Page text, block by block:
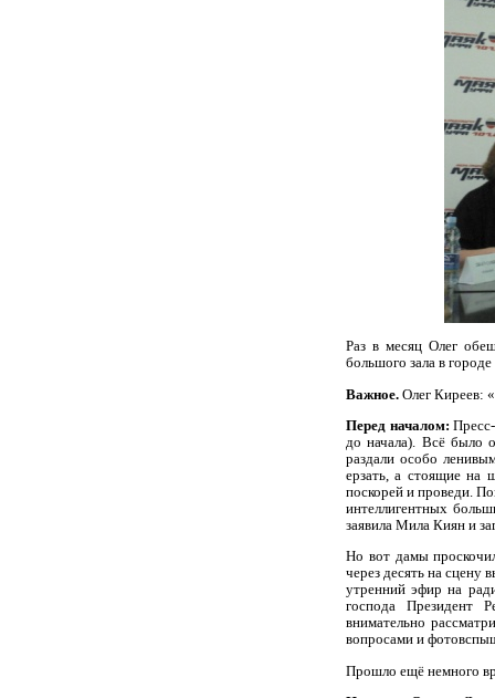
Раз в месяц Олег
большого зала в
Важное. Олег Киреев:
Перед началом:
до начала). Всё было
раздали особо
ерзать, а стоящие на
поскорей и проведи.
интеллигентных
заявила Мила Киян и
Но вот дамы
через десять на
утренний эфир на
господа Президент
внимательно
вопросами и
Прошло ещё немного